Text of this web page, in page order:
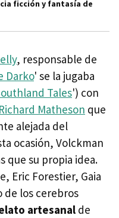
ficción y fantasía de
, responsable de
Darko' se la jugaba
Tales') con
Richard Matheson que
alejada del
ocasión, Volckman
que su propia idea.
Eric Forestier, Gaia
de los cerebros
artesanal de